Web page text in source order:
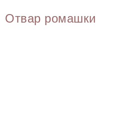
Отвар ромашки